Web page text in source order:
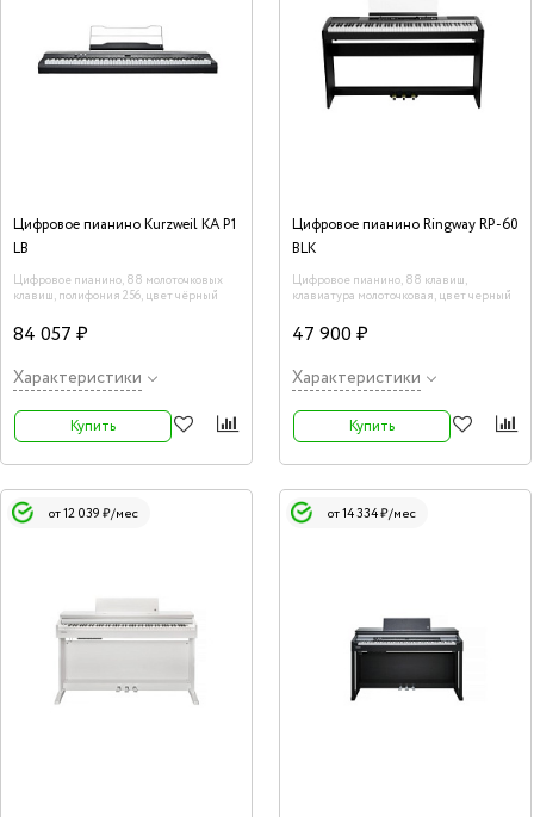
Цифровое пианино Kurzweil KA P1
LB
Цифровое пианино, 88 молоточковых
клавиш, полифония 256, цвет чёрный
84 057 ₽
Характеристики
Купить
Цифровое пианино Ringway RP-60
BLK
Цифровое пианино, 88 клавиш,
клавиатура молоточковая, цвет черный
47 900 ₽
Характеристики
Купить
от 12 039 ₽/мес от 14 334 ₽/мес